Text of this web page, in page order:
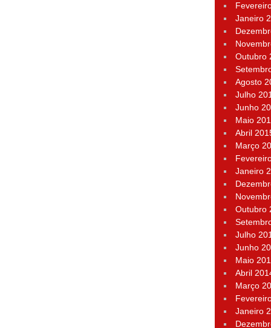
Janeiro
Outubro
Agosto
Julho
Junho
Maio
Abril
Março
Janeiro
Outubro
Julho
Junho
Maio
Abril
Março
Janeiro